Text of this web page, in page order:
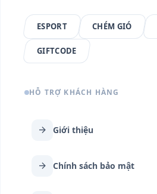
ESPORT CHÉM GIÓ
GIFTCODE
HỖ TRỢ KHÁCH HÀNG
arrow_forward Giới thiệu
arrow_forward Chính sách bảo mật